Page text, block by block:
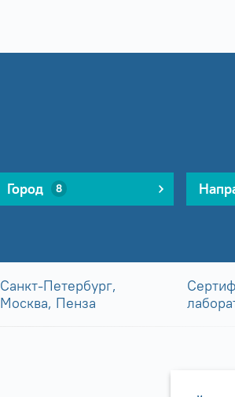
Город 8
Санкт-Петербург,
Москва, Пенза